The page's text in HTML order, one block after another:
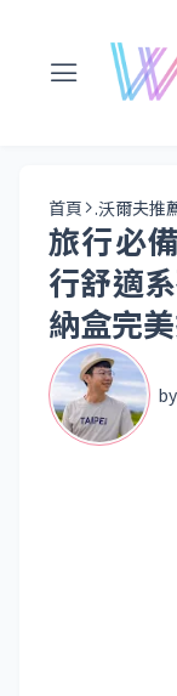
首頁 .沃爾夫推
旅行必
行舒適
納盒完
by